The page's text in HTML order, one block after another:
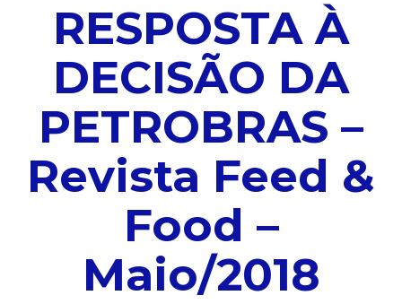
RESPOSTA À
DECISÃO DA
PETROBRAS –
Revista Feed &
Food –
Maio/2018